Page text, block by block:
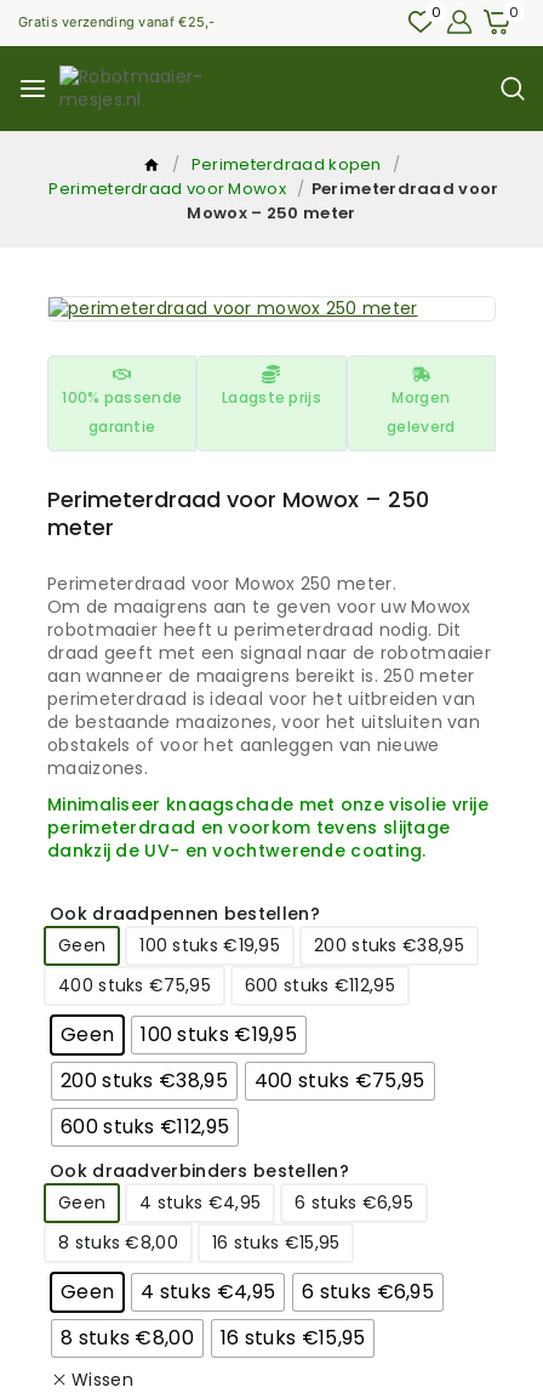
Gratis verzending vanaf €25,- 0 0
/ Perimeterdraad kopen
/
Perimeterdraad voor Mowox / Perimeterdraad voor
Mowox – 250 meter
100% passende
garantie
Laagste prijs
Morgen
geleverd
Perimeterdraad voor Mowox – 250
meter
Perimeterdraad voor Mowox 250 meter.
Om de maaigrens aan te geven voor uw Mowox
robotmaaier heeft u perimeterdraad nodig. Dit
draad geeft met een signaal naar de robotmaaier
aan wanneer de maaigrens bereikt is. 250 meter
perimeterdraad is ideaal voor het uitbreiden van
de bestaande maaizones, voor het uitsluiten van
obstakels of voor het aanleggen van nieuwe
maaizones.
Minimaliseer knaagschade met onze visolie vrije
perimeterdraad en voorkom tevens slijtage
dankzij de UV- en vochtwerende coating.
Ook draadpennen bestellen?
Geen
100 stuks €19,95
200 stuks €38,95
400 stuks €75,95
600 stuks €112,95
Geen
100 stuks €19,95
200 stuks €38,95
400 stuks €75,95
600 stuks €112,95
Ook draadverbinders bestellen?
Geen
4 stuks €4,95
6 stuks €6,95
8 stuks €8,00
16 stuks €15,95
Geen 4 stuks €4,95
6 stuks €6,95
8 stuks €8,00
16 stuks €15,95
Wissen